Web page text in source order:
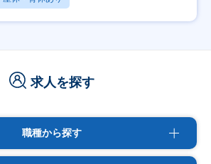
求人を探す
職種から探す